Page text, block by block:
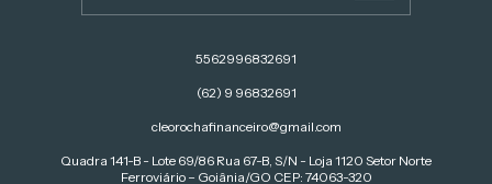
5562996832691
(62) 9 96832691
cleorochafinanceiro@gmail.com
Quadra 141-B - Lote 69/86 Rua 67-B, S/N - Loja 1120 Setor Norte
Ferroviário – Goiânia/GO CEP: 74063-320